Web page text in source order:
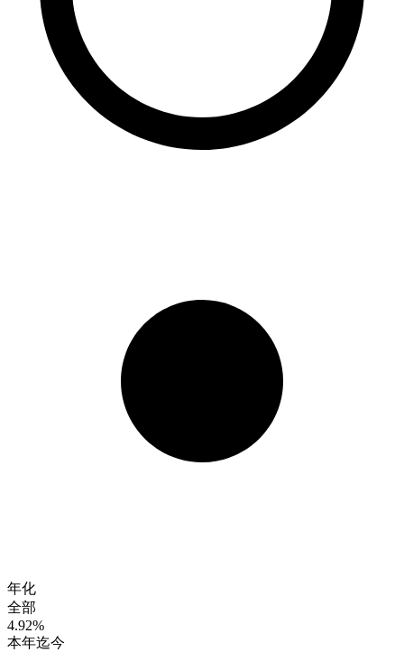
年化
全部
4.92%
本年迄今